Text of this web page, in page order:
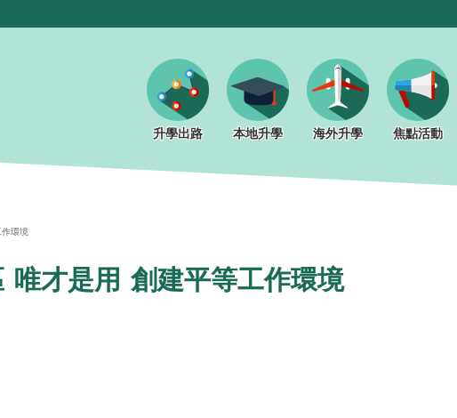
升學出路 本地升學 海外升學 焦點活動
環境
唯才是用 創建平等工作環境